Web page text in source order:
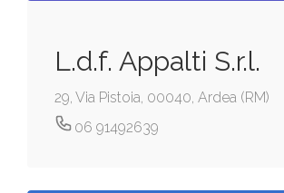
L.d.f. Appalti S.r.l.
29, Via Pistoia, 00040, Ardea (RM)
06 91492639